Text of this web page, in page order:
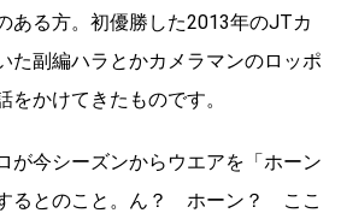
ある方。初優勝した2013年のJTカ
た副編ハラとかカメラマンのロッポ
をかけてきたものです。
が今シーズンからウエアを「ホーン
るとのこと。ん？ ホーン？ ここ